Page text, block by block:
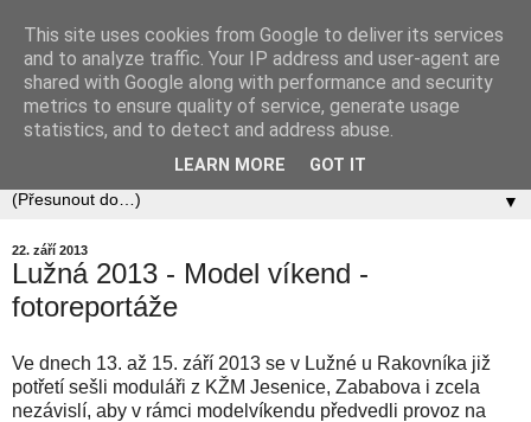
Zababov H0
Spolek Zababov - spolek železničních modelářů zabývající
se stavbou modelové železnice v měřítku 1:87.
▼
22. září 2013
Lužná 2013 - Model víkend -
fotoreportáže
Ve dnech 13. až 15. září 2013 se v Lužné u Rakovníka již
potřetí sešli moduláři z KŽM Jesenice, Zababova i zcela
nezávislí, aby v rámci modelvíkendu předvedli provoz na
This site uses cookies from Google to deliver its services
and to analyze traffic. Your IP address and user-agent are
shared with Google along with performance and security
metrics to ensure quality of service, generate usage
statistics, and to detect and address abuse.
LEARN MORE GOT IT